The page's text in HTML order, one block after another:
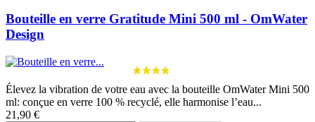
Bouteille en verre Gratitude Mini 500 ml - OmWater
Design
Élevez la vibration de votre eau avec la bouteille OmWater Mini 500
ml: conçue en verre 100 % recyclé, elle harmonise l’eau...
21,90 €